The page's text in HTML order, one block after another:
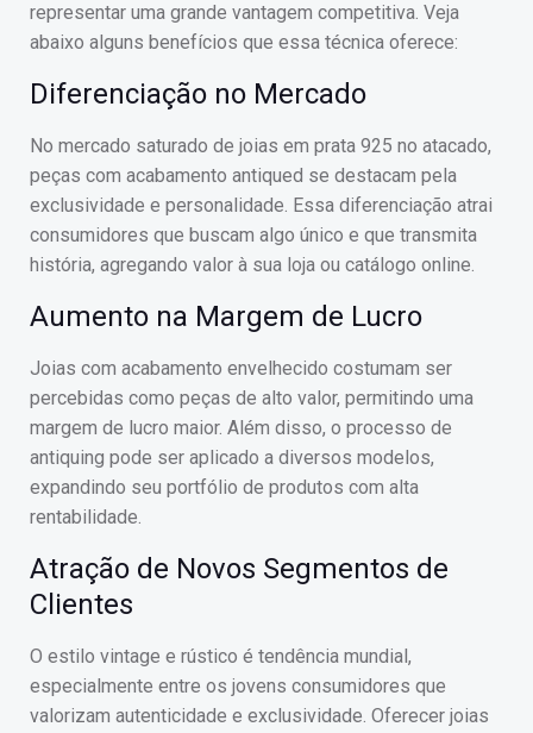
representar uma grande vantagem competitiva. Veja
abaixo alguns benefícios que essa técnica oferece:
Diferenciação no Mercado
No mercado saturado de joias em prata 925 no atacado,
peças com acabamento antiqued se destacam pela
exclusividade e personalidade. Essa diferenciação atrai
consumidores que buscam algo único e que transmita
história, agregando valor à sua loja ou catálogo online.
Aumento na Margem de Lucro
Joias com acabamento envelhecido costumam ser
percebidas como peças de alto valor, permitindo uma
margem de lucro maior. Além disso, o processo de
antiquing pode ser aplicado a diversos modelos,
expandindo seu portfólio de produtos com alta
rentabilidade.
Atração de Novos Segmentos de
Clientes
O estilo vintage e rústico é tendência mundial,
especialmente entre os jovens consumidores que
valorizam autenticidade e exclusividade. Oferecer joias